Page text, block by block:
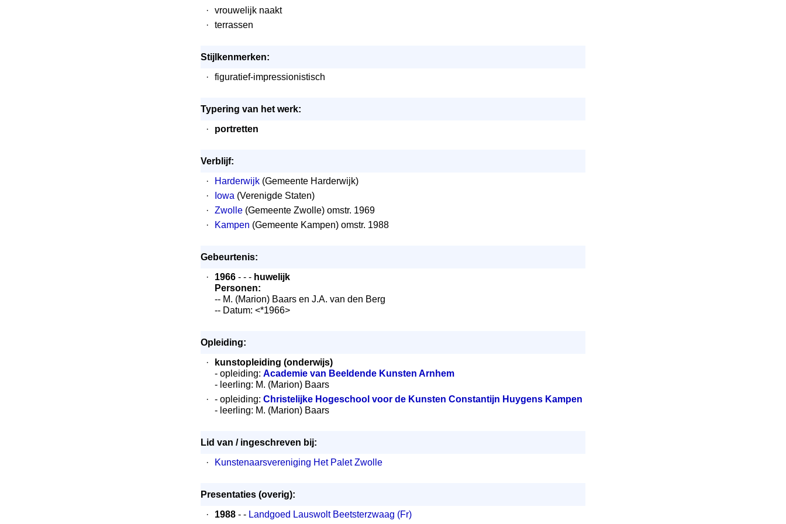
·
vrouwelijk naakt
·
terrassen
Stijlkenmerken:
·
figuratief-impressionistisch
Typering van het werk:
·
portretten
Verblijf:
·
Harderwijk (Gemeente Harderwijk)
·
Iowa (Verenigde Staten)
·
Zwolle (Gemeente Zwolle) omstr. 1969
·
Kampen (Gemeente Kampen) omstr. 1988
Gebeurtenis:
·
1966 - - - huwelijk
Personen:
-- M. (Marion) Baars en J.A. van den Berg
-- Datum: <*1966>
Opleiding:
·
kunstopleiding (onderwijs)
- opleiding: Academie van Beeldende Kunsten Arnhem
- leerling: M. (Marion) Baars
·
- opleiding: Christelijke Hogeschool voor de Kunsten Constantijn Huygens Kampen
- leerling: M. (Marion) Baars
Lid van / ingeschreven bij:
·
Kunstenaarsvereniging Het Palet Zwolle
Presentaties (overig):
·
1988 - - Landgoed Lauswolt Beetsterzwaag (Fr)